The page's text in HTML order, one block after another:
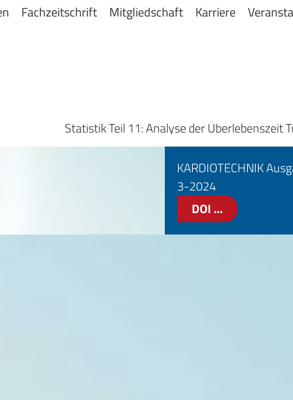
Fachzeitschrift Mitgliedschaft Karriere
Statistik Teil 11: Analyse der Überlebenszeit
KARDIOTECHNIK
3-2024
DOI ...